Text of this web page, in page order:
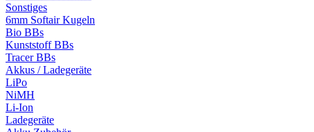
Sonstiges
6mm Softair Kugeln
Bio BBs
Kunststoff BBs
Tracer BBs
Akkus / Ladegeräte
LiPo
NiMH
Li-Ion
Ladegeräte